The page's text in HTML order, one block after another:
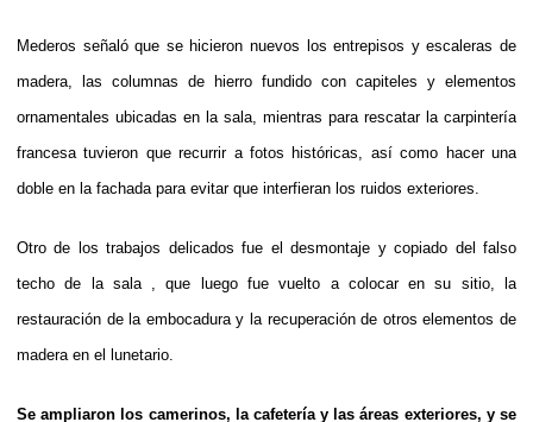
Mederos señaló que se hicieron nuevos los entrepisos y escaleras de
madera, las columnas de hierro fundido con capiteles y elementos
ornamentales ubicadas en la sala, mientras para rescatar la carpintería
francesa tuvieron que recurrir a fotos históricas, así como hacer una
doble en la fachada para evitar que interfieran los ruidos exteriores.
Otro de los trabajos delicados fue el desmontaje y copiado del falso
techo de la sala , que luego fue vuelto a colocar en su sitio, la
restauración de la embocadura y la recuperación de otros elementos de
madera en el lunetario.
Se ampliaron los camerinos, la cafetería y las áreas exteriores, y se